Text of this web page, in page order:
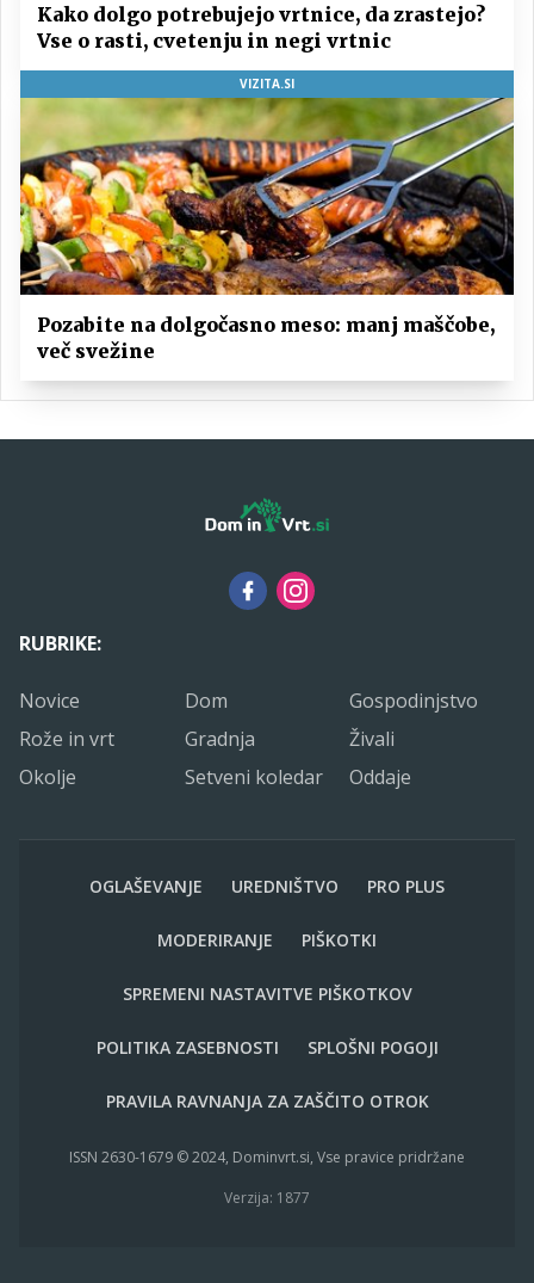
Kako dolgo potrebujejo vrtnice, da zrastejo?
Vse o rasti, cvetenju in negi vrtnic
VIZITA.SI
Pozabite na dolgočasno meso: manj maščobe,
več svežine
RUBRIKE:
Novice Dom
Gospodinjstvo
Rože in vrt
Gradnja
Živali
Okolje
Setveni koledar Oddaje
OGLAŠEVANJE UREDNIŠTVO PRO PLUS
MODERIRANJE PIŠKOTKI
SPREMENI NASTAVITVE PIŠKOTKOV
POLITIKA ZASEBNOSTI SPLOŠNI POGOJI
PRAVILA RAVNANJA ZA ZAŠČITO OTROK
ISSN 2630-1679 © 2024, Dominvrt.si, Vse pravice pridržane
Verzija: 1877